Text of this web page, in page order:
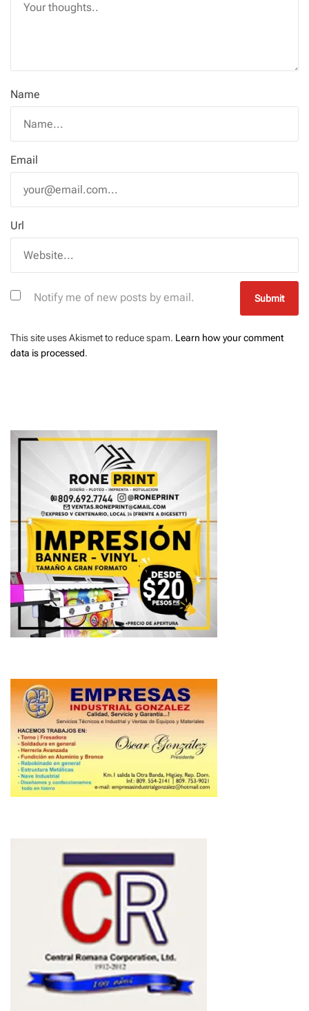
Name
Email
Url
Notify me of new posts by email.
This site uses Akismet to reduce spam. Learn how your comment
data is processed.